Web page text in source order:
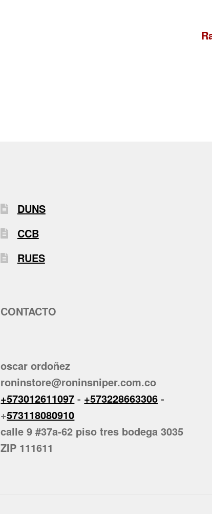
DUNS
CCB
RUES
CONTACTO
oscar ordoñez
roninstore@roninsniper.com.co
+573012611097 - +573228663306 -
+573118080910
calle 9 #37a-62 piso tres bodega 3035
ZIP 111611